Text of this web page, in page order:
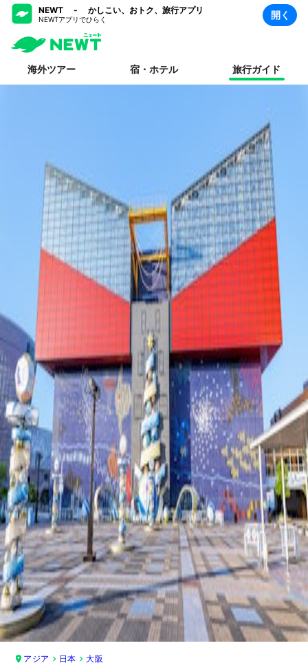
NEWT - かしこい、おトク、旅行アプリ
NEWTアプリでひらく 開く
海外ツアー 宿・ホテル 旅行ガイド
アジア 日本 大阪